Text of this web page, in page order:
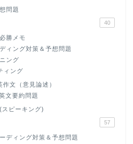
問題
40
勝メモ
ィング対策＆予想問題
ング
ィング
文（意見論述）
文要約問題
ピーキング)
57
ディング対策＆予想問題